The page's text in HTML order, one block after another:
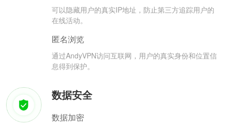
可以隐藏用户的真实IP地址，防止第三方追踪用户的
在线活动。
匿名浏览
通过AndyVPN访问互联网，用户的真实身份和位置信
息得到保护。
数据安全
数据加密